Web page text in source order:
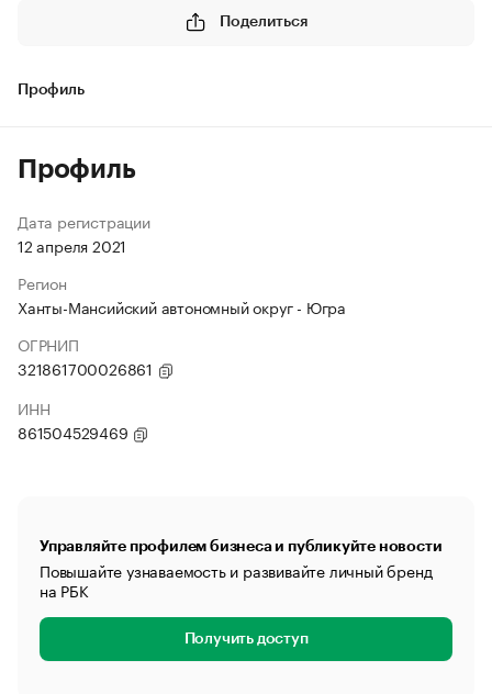
Поделиться
Профиль
Профиль
Дата регистрации
12 апреля 2021
Регион
Ханты-Мансийский автономный округ - Югра
ОГРНИП
321861700026861
ИНН
861504529469
Управляйте профилем бизнеса и публикуйте новости
Повышайте узнаваемость и развивайте личный бренд
на РБК
Получить доступ